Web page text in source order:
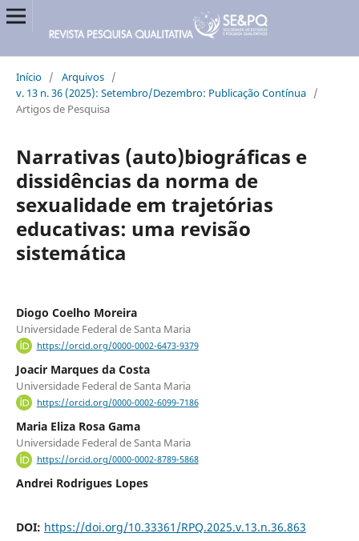
Início / Arquivos /
v. 13 n. 36 (2025): Setembro/Dezembro: Publicação Contínua /
Artigos de Pesquisa
Narrativas (auto)biográficas e
dissidências da norma de
sexualidade em trajetórias
educativas: uma revisão
sistemática
Diogo Coelho Moreira
Universidade Federal de Santa Maria
https://orcid.org/0000-0002-6473-9379
Joacir Marques da Costa
Universidade Federal de Santa Maria
https://orcid.org/0000-0002-6099-7186
Maria Eliza Rosa Gama
Universidade Federal de Santa Maria
https://orcid.org/0000-0002-8789-5868
Andrei Rodrigues Lopes
DOI: https://doi.org/10.33361/RPQ.2025.v.13.n.36.863